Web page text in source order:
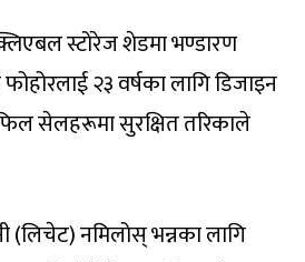
स्टोरेज शेडमा भण्डारण
२३ वर्षका लागि डिजाइन
सेलहरूमा सुरक्षित तरिकाले
(लिचेट) नमिलोस् भन्नका लागि